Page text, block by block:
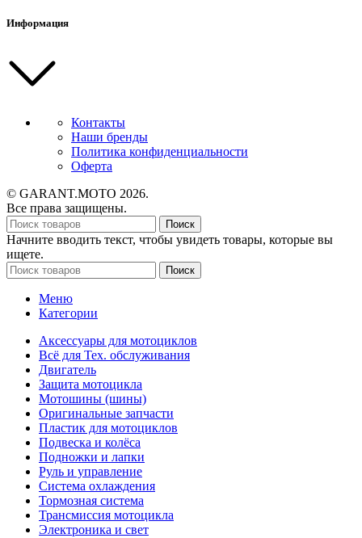
Информация
Контакты
Наши бренды
Политика конфиденциальности
Оферта
© GARANT.MOTO 2026.
Все права защищены.
Поиск
Начните вводить текст, чтобы увидеть товары, которые вы
ищете.
Поиск
Меню
Категории
Аксессуары для мотоциклов
Всё для Тех. обслуживания
Двигатель
Защита мотоцикла
Мотошины (шины)
Оригинальные запчасти
Пластик для мотоциклов
Подвеска и колёса
Подножки и лапки
Руль и управление
Система охлаждения
Тормозная система
Трансмиссия мотоцикла
Электроника и свет